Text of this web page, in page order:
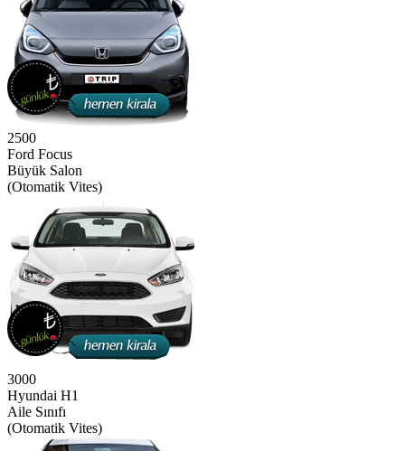
2500
Ford Focus
Büyük Salon
(Otomatik Vites)
3000
Hyundai H1
Aile Sınıfı
(Otomatik Vites)